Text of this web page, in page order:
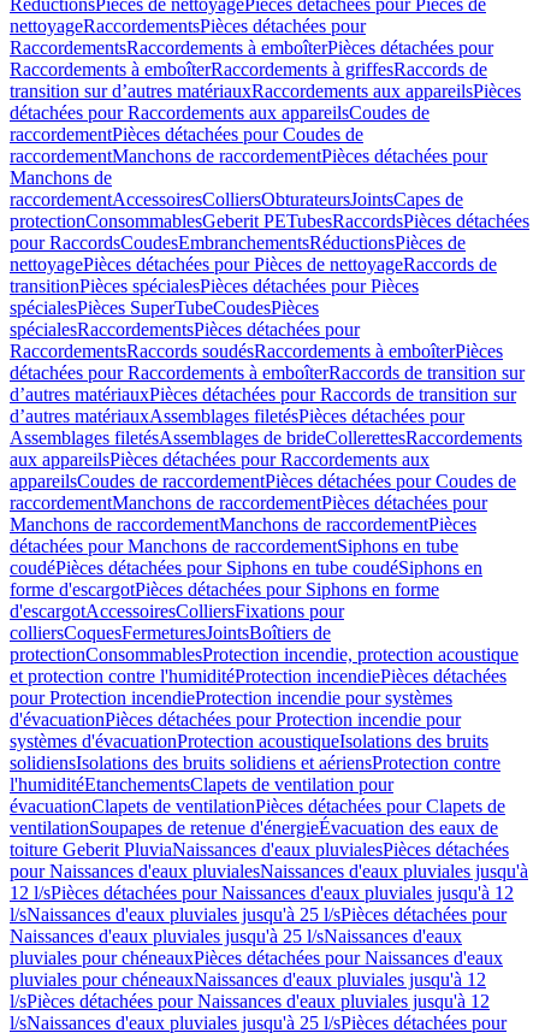
RéductionsPièces de nettoyagePièces détachées pour Pièces de
nettoyageRaccordementsPièces détachées pour
RaccordementsRaccordements à emboîterPièces détachées pour
Raccordements à emboîterRaccordements à griffesRaccords de
transition sur d’autres matériauxRaccordements aux appareilsPièces
détachées pour Raccordements aux appareilsCoudes de
raccordementPièces détachées pour Coudes de
raccordementManchons de raccordementPièces détachées pour
Manchons de
raccordementAccessoiresColliersObturateursJointsCapes de
protectionConsommablesGeberit PETubesRaccordsPièces détachées
pour RaccordsCoudesEmbranchementsRéductionsPièces de
nettoyagePièces détachées pour Pièces de nettoyageRaccords de
transitionPièces spécialesPièces détachées pour Pièces
spécialesPièces SuperTubeCoudesPièces
spécialesRaccordementsPièces détachées pour
RaccordementsRaccords soudésRaccordements à emboîterPièces
détachées pour Raccordements à emboîterRaccords de transition sur
d’autres matériauxPièces détachées pour Raccords de transition sur
d’autres matériauxAssemblages filetésPièces détachées pour
Assemblages filetésAssemblages de brideCollerettesRaccordements
aux appareilsPièces détachées pour Raccordements aux
appareilsCoudes de raccordementPièces détachées pour Coudes de
raccordementManchons de raccordementPièces détachées pour
Manchons de raccordementManchons de raccordementPièces
détachées pour Manchons de raccordementSiphons en tube
coudéPièces détachées pour Siphons en tube coudéSiphons en
forme d'escargotPièces détachées pour Siphons en forme
d'escargotAccessoiresColliersFixations pour
colliersCoquesFermeturesJointsBoîtiers de
protectionConsommablesProtection incendie, protection acoustique
et protection contre l'humiditéProtection incendiePièces détachées
pour Protection incendieProtection incendie pour systèmes
d'évacuationPièces détachées pour Protection incendie pour
systèmes d'évacuationProtection acoustiqueIsolations des bruits
solidiensIsolations des bruits solidiens et aériensProtection contre
l'humiditéEtanchementsClapets de ventilation pour
évacuationClapets de ventilationPièces détachées pour Clapets de
ventilationSoupapes de retenue d'énergieÉvacuation des eaux de
toiture Geberit PluviaNaissances d'eaux pluvialesPièces détachées
pour Naissances d'eaux pluvialesNaissances d'eaux pluviales jusqu'à
12 l/sPièces détachées pour Naissances d'eaux pluviales jusqu'à 12
l/sNaissances d'eaux pluviales jusqu'à 25 l/sPièces détachées pour
Naissances d'eaux pluviales jusqu'à 25 l/sNaissances d'eaux
pluviales pour chéneauxPièces détachées pour Naissances d'eaux
pluviales pour chéneauxNaissances d'eaux pluviales jusqu'à 12
l/sPièces détachées pour Naissances d'eaux pluviales jusqu'à 12
l/sNaissances d'eaux pluviales jusqu'à 25 l/sPièces détachées pour